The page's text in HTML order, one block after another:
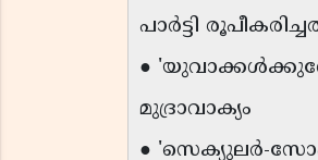
പാർട്ടി
●
മുദ്രാവാക്യം
● 'സെക്യുലർ-